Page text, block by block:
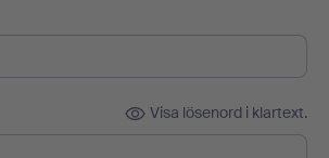
Visa lösenord i klartext.